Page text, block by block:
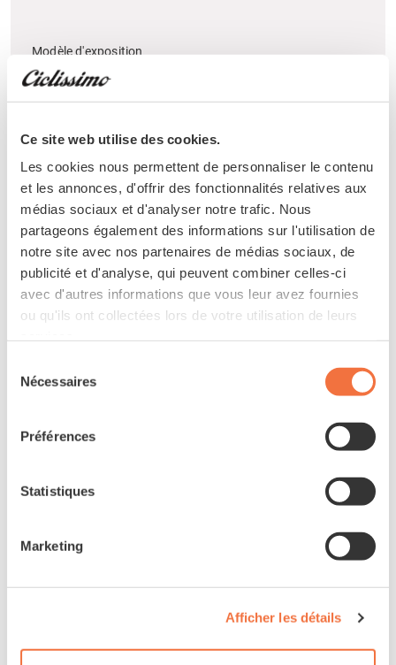
Ce site web utilise des cookies.
Les cookies nous permettent de personnaliser le contenu
et les annonces, d'offrir des fonctionnalités relatives aux
médias sociaux et d'analyser notre trafic. Nous
partageons également des informations sur l'utilisation de
notre site avec nos partenaires de médias sociaux, de
publicité et d'analyse, qui peuvent combiner celles-ci
avec d'autres informations que vous leur avez fournies
ou qu'ils ont collectées lors de votre utilisation de leurs
Nécessaires
Préférences
Statistiques
Marketing
Afficher les détails
Modèle d'exposition
FOCUS Paralane2 9.8
Modèle d'exposition